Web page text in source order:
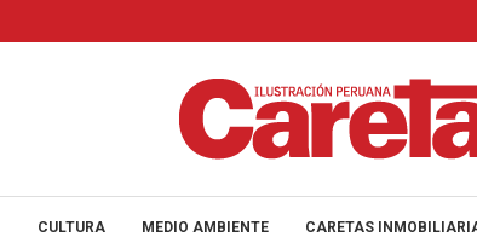
CULTURA MEDIO AMBIENTE CARETAS